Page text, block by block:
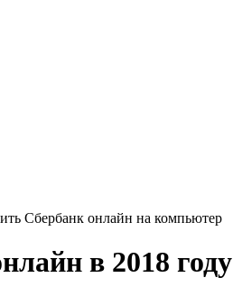
Сбербанк онлайн на компьютер
в 2018 году